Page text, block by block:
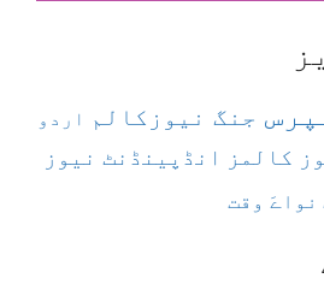
جنگ نیوزکالم اردو
کالمزانڈپینڈنٹ نیوز
وقت